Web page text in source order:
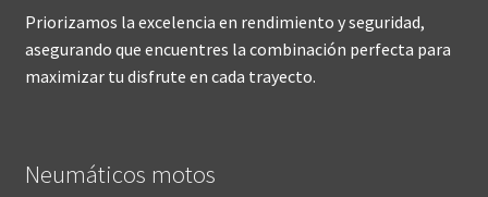
Priorizamos la excelencia en rendimiento y seguridad,
asegurando que encuentres la combinación perfecta para
maximizar tu disfrute en cada trayecto.
Neumáticos motos